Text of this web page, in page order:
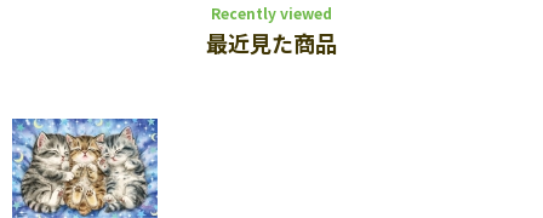
Recently viewed
最近見た商品